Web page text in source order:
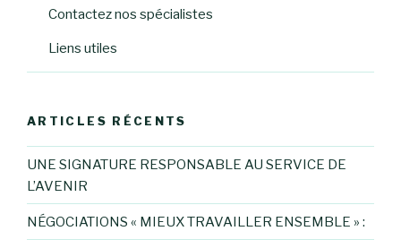
Contactez nos spécialistes
Liens utiles
ARTICLES RÉCENTS
UNE SIGNATURE RESPONSABLE AU SERVICE DE
L’AVENIR
NÉGOCIATIONS « MIEUX TRAVAILLER ENSEMBLE » :